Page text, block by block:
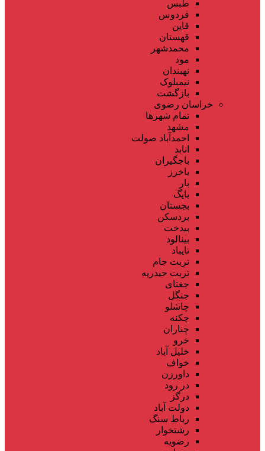
طبس
فردوس
قاین
قهستان
محمدشهر
مود
نهبندان
نیمبلوک
بازگشت
خراسان رضوی
تمام شهر‌ها
مشهد
احمدآباد صولت
انابد
باجگیران
باخرز
بار
بایگ
بجستان
بردسکن
بیدخت
بینالود
تایباد
تربت جام
تربت حیدریه
جغتای
جنگل
چاشلو
چکنه
چناران
خرو
خلیل آباد
خواف
داورزن
در رود
درگز
دولت آباد
رباط سنگ
رشتخوار
رضویه